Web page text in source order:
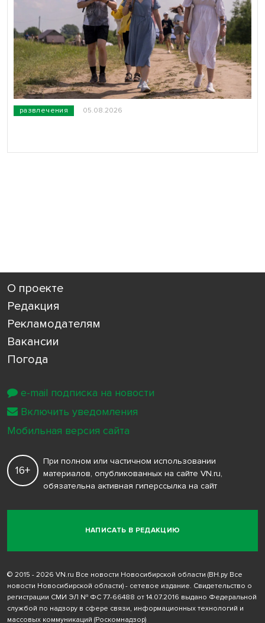
развлечения 05.08.2026
О проекте
Редакция
Рекламодателям
Вакансии
Погода
НАПИСАТЬ В РЕДАКЦИЮ
16+
При полном или частичном использовании
материалов, опубликованных на сайте VN.ru,
обязательна активная гиперссылка на сайт
© 2015 - 2026 VN.ru Все новости Новосибирской области (ВН.ру Все
новости Новосибирской области) - сетевое издание. Свидетельство о
регистрации СМИ ЭЛ № ФС 77-66488 от 14.07.2016 выдано Федеральной
службой по надзору в сфере связи, информационных технологий и
массовых коммуникаций (Роскомнадзор)
e-mail подписка на новости
Включить уведомления
Мобильная версия сайта